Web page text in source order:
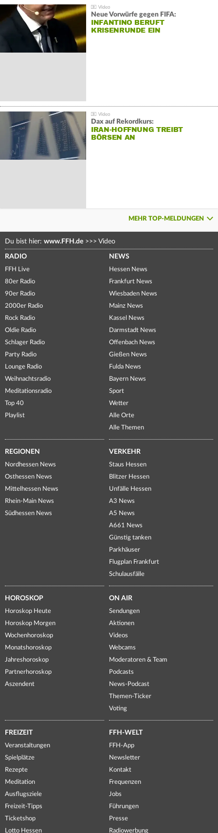
Neue Vorwürfe gegen FIFA:
INFANTINO BERUFT
KRISENRUNDE EIN
Dax auf Rekordkurs:
IRAN-HOFFNUNG TREIBT
BÖRSEN AN
MEHR TOP-MELDUNGEN
Du bist hier: www.FFH.de >>> Video
RADIO
FFH Live
80er Radio
90er Radio
2000er Radio
Rock Radio
Oldie Radio
Schlager Radio
Party Radio
Lounge Radio
Weihnachtsradio
Meditationsradio
Top 40
Playlist
NEWS
Hessen News
Frankfurt News
Wiesbaden News
Mainz News
Kassel News
Darmstadt News
Offenbach News
Gießen News
Fulda News
Bayern News
Sport
Wetter
Alle Orte
Alle Themen
REGIONEN
Nordhessen News
Osthessen News
Mittelhessen News
Rhein-Main News
Südhessen News
VERKEHR
Staus Hessen
Blitzer Hessen
Unfälle Hessen
A3 News
A5 News
A661 News
Günstig tanken
Parkhäuser
Flugplan Frankfurt
Schulausfälle
HOROSKOP
Horoskop Heute
Horoskop Morgen
Wochenhoroskop
Monatshoroskop
Jahreshoroskop
Partnerhoroskop
Aszendent
ON AIR
Sendungen
Aktionen
Videos
Webcams
Moderatoren & Team
Podcasts
News-Podcast
Themen-Ticker
Voting
FREIZEIT
Veranstaltungen
Spielplätze
Rezepte
Meditation
Ausflugsziele
Freizeit-Tipps
Ticketshop
Lotto Hessen
FFH-WELT
FFH-App
Newsletter
Kontakt
Frequenzen
Jobs
Führungen
Presse
Radiowerbung